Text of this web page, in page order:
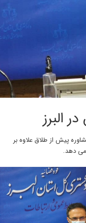
پیش از طلاق علاوه بر
می دهد.